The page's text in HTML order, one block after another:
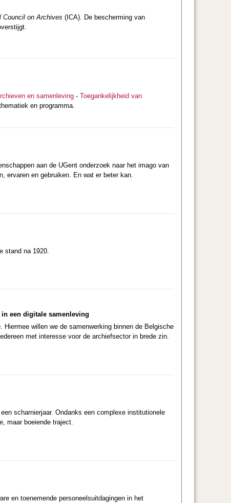
Council on Archives (ICA). De bescherming van
en samenleving- Toegankelijkheid van
en programma.
aan de UGent onderzoek naar het imago van
ervaren en gebruiken. En wat er beter kan.
stand na 1920.
een digitale samenleving
Hiermee willen we de samenwerking binnen de Belgische
met interesse voor de archiefsector in brede zin.
scharnierjaar. Ondanks een complexe institutionele
maar boeiende traject.
en toenemende personeelsuitdagingen in het